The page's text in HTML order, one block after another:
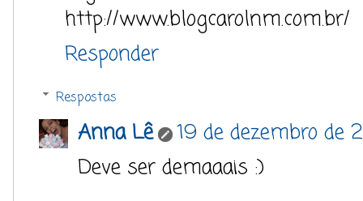
http://www.blogcarolnm.com.br/
Responder
Respostas
Anna Lê
19 de dezembro de
Deve ser demaaais :)